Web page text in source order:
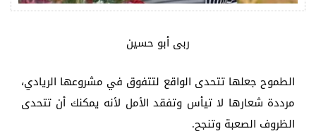
ربى أبو حسين
الطموح جعلها تتحدى الواقع لتتفوق في مشروعها الريادي،
مرددة شعارها لا تيأس وتفقد الأمل لأنه يمكنك أن تتحدى
الظروف الصعبة وتنجح.